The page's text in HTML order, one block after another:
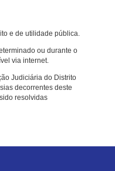
e de utilidade pública.
ou durante o
via internet.
Judiciária do Distrito
decorrentes deste
resolvidas